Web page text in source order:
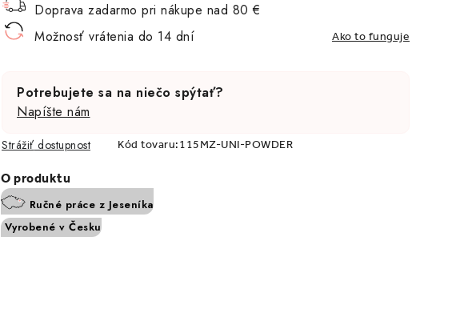
Doprava zadarmo pri nákupe nad 80 €
Možnosť vrátenia do 14 dní
Ako to funguje
Potrebujete sa na niečo spýtať?
Napíšte nám
Strážiť Kód tovaru:115MZ-UNI-POWDER
Ručné práce z Jeseníka
Vyrobené v Česku